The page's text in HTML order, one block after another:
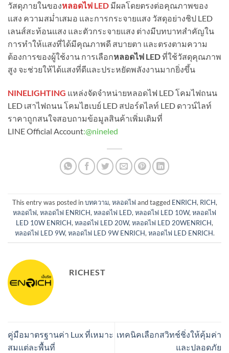
วัสดุภายในของหลอดไฟ LED มีผลโดยตรงต่อคุณภาพของ
แสง ความสม่ำเสมอ และการกระจายแสง วัสดุอย่างชิป LED
เลนส์สะท้อนแสง และตัวกระจายแสง ต่างมีบทบาทสำคัญใน
การทำให้แสงที่ได้มีคุณภาพดี สบายตา และตรงตามความ
ต้องการของผู้ใช้งาน การเลือกหลอดไฟ LEDที่ใช้วัสดุคุณภาพ
สูง จะช่วยให้ได้แสงที่ดีและประหยัดพลังงานมากยิ่งขึ้น
NINELIGHTING แหล่งจัดจำหน่ายหลอดไฟ LED โคมไฟถนน
LED เสาไฟถนน โคมไฮเบย์ LED สปอร์ตไลท์ LED ดาวน์ไลท์
ราคาถูกสนใจสอบถามข้อมูลสินค้าเพิ่มเติมที่
LINE Official Account:@nineled
This entry was posted inบทความ,หลอดไฟ and tagged ENRICH, RICH,
หลอดไฟ,หลอดไฟ ENRICH,หลอดไฟ LED,หลอดไฟ LED 10W,หลอดไฟ
LED 10W ENRICH,หลอดไฟ LED 20W,หลอดไฟ LED 20WENRICH,
หลอดไฟ LED 9W,หลอดไฟ LED 9W ENRICH,หลอดไฟ LED ENRICH.
RICHEST
คู่มือมาตรฐานค่า Lux ที่เหมาะ
สมแต่ละพื้นที่
เทคนิคเลือกสวิทช์ชิ่งให้คุ้มค่า
และปลอดภัย